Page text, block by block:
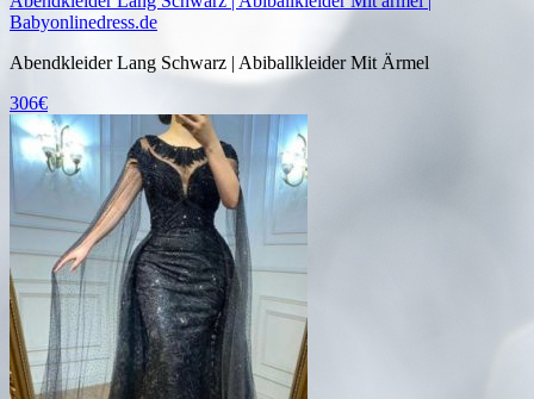
Babyonlinedress.de
Abendkleider Lang Schwarz | Abiballkleider Mit Ärmel
306€